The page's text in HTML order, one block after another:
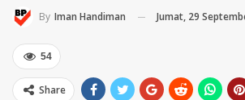
By Iman Handiman Jumat, 29
54
Share